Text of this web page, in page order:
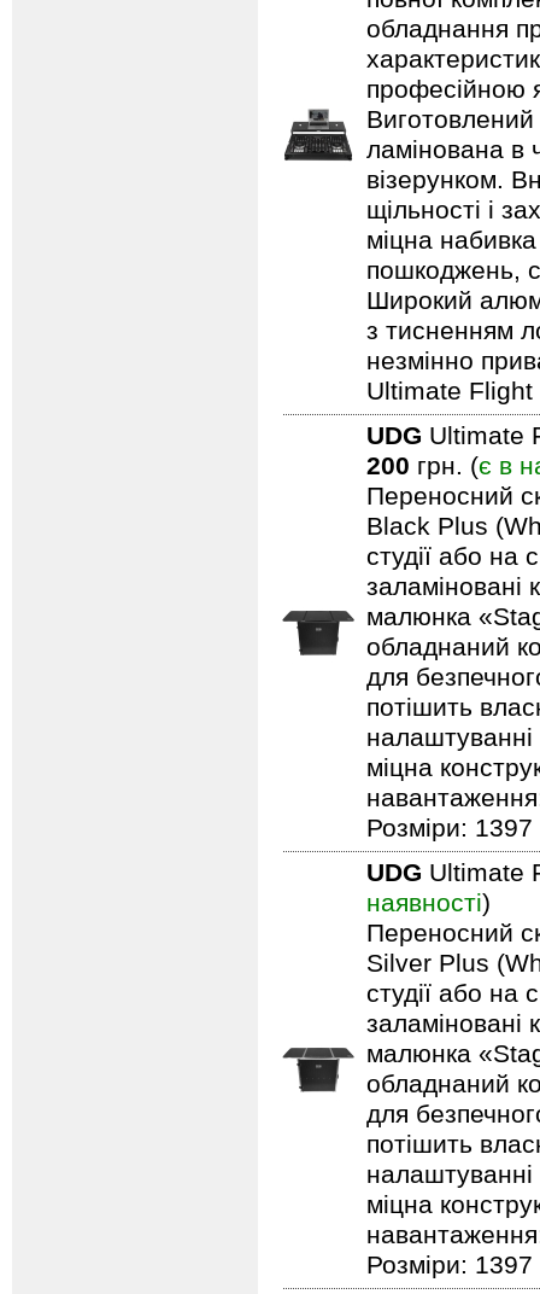
обладнання
професійною
ламінована в
візерунком.
щільності і
міцна
пошкоджень,
Широкий
з тисненням
незмінно
Ultimate
UDG Ultimate
200 грн. (є в
Переносний
Black Plus
студії або на
заламіновані
малюнка
обладнаний
для
потішить
міцна
Розміри:
UDG Ultimate
наявності)
Переносний
Silver Plus
студії або на
заламіновані
малюнка
обладнаний
для
потішить
міцна
Розміри: